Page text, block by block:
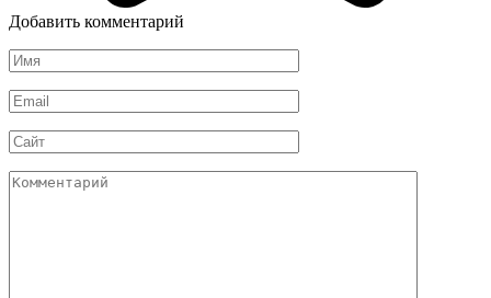
Добавить комментарий
Имя
*
Email
*
Сайт
Комментарий